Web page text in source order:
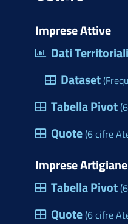
Imprese Attive
Dati Territoriali
Dataset
Tabella Pivot
Quote(6 cifre
Imprese
Tabella Pivot
Quote(6 cifre